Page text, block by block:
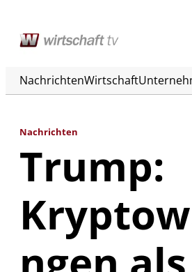
NachrichtenWirtschaft
Nachrichten
Trump: